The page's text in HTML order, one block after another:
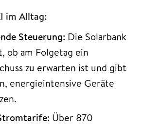
im Alltag:
Steuerung: Die Solarbank
ob am Folgetag ein
zu erwarten ist und gibt
energieintensive Geräte
Über 870